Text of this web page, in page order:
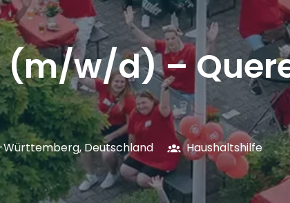
(m/w/d) –
Württemberg,Deutschland Haushaltshilfe